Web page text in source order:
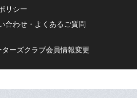
リシー
合わせ・よくあるご質問
ターズクラブ会員情報変更